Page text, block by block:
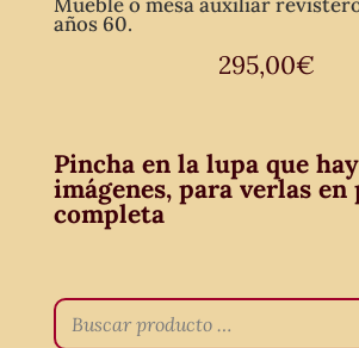
años 60.
295,00€
Pincha en la lupa que
imágenes, para verlas
completa